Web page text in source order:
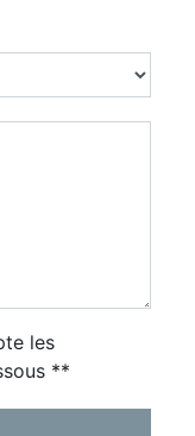
les
**